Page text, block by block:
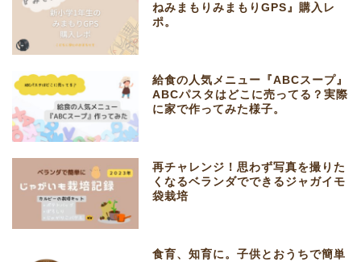
ねみまもりみまもりGPS』購入レ
ポ。
給食の人気メニュー『ABCスープ』
ABCパスタはどこに売ってる？実際
に家で作ってみた様子。
再チャレンジ！思わず写真を撮りた
くなるベランダでできるジャガイモ
袋栽培
食育、知育に。子供とおうちで簡単